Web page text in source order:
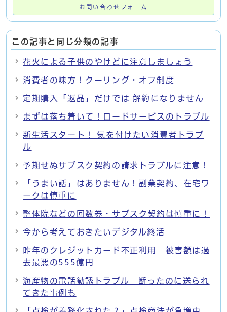
お問い合わせフォーム
この記事と同じ分類の記事
花火による子供のやけどに注意しましょう
消費者の味方！クーリング・オフ制度
定期購入「返品」だけでは 解約になりません
まずは落ち着いて！ロードサービスのトラブル
新生活スタート！ 気を付けたい消費者トラブ
ル
予期せぬサブスク契約の請求トラブルに注意！
「うまい話」はありません！副業契約、在宅ワ
ークは慎重に
整体院などの回数券・サブスク契約は慎重に！
今から考えておきたいデジタル終活
昨年のクレジットカード不正利用 被害額は過
去最悪の555億円
海産物の電話勧誘トラブル 断ったのに送られ
てきた事例も